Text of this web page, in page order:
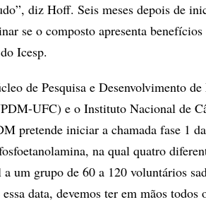
diz Hoff. Seis meses depois de
se o composto apresenta
Icesp.
de Pesquisa e Desenvolvimento
UFC) e o Instituto Nacional de
pretende iniciar a chamada fase 1
na qual quatro
um grupo de 60 a 120 voluntários
data, devemos ter em mãos todos